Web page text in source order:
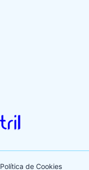
Política de Cookies